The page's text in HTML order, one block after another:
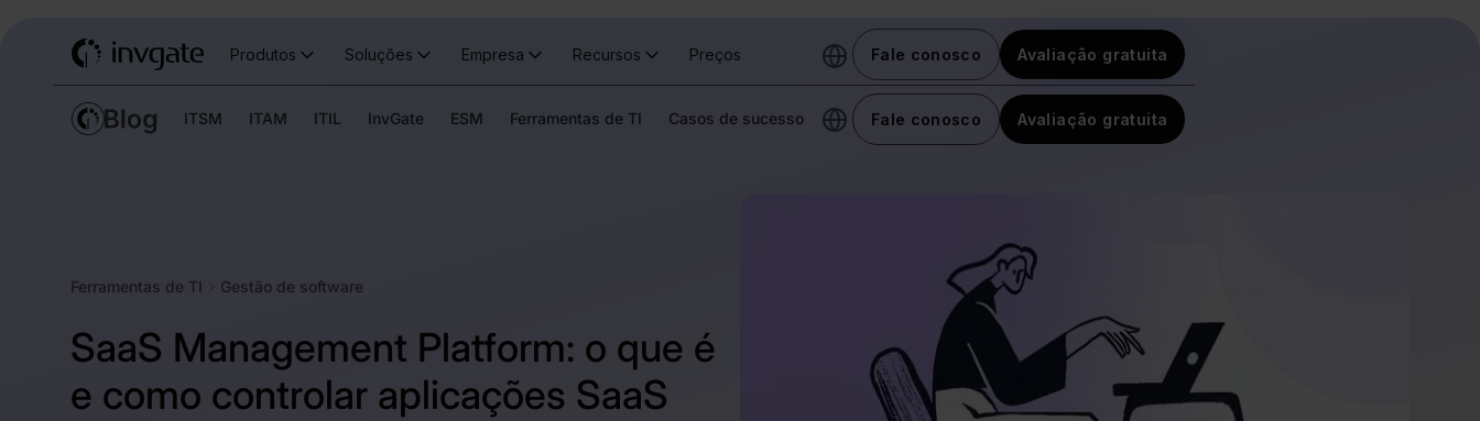
Produtos Soluções Empresa Recursos Preços Fale conosco Avaliação gratuita
ITSM ITAM ITIL InvGate ESM Ferramentas de TI Casos de sucesso Fale conosco Avaliação gratuita
Ferramentas de TI Gestão de software
SaaS Management Platform: o que é
e como controlar aplicações SaaS